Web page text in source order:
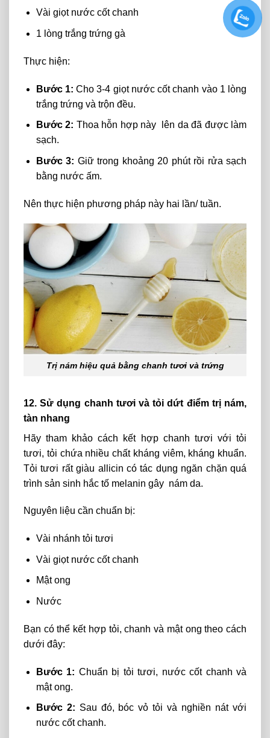
Vài giọt nước cốt chanh
1 lòng trắng trứng gà
Thực hiện:
Bước 1: Cho 3-4 giọt nước cốt chanh vào 1 lòng
trắng trứng và trộn đều.
Bước 2: Thoa hỗn hợp này lên da đã được làm
sạch.
Bước 3: Giữ trong khoảng 20 phút rồi rửa sạch
bằng nước ấm.
Nên thực hiện phương pháp này hai lần/ tuần.
Trị nám hiệu quả bằng chanh tươi và trứng
12. Sử dụng chanh tươi và tỏi dứt điểm trị nám,
tàn nhang
Hãy tham khảocách kết hợp chanh tươi với tỏi
tươi, tỏi chứa nhiều chất kháng viêm, kháng khuẩn.
Tỏi tươi rất giàu allicin có tác dụng ngăn chặnquá
trình sản sinh hắc tố melanin gây nám da.
Nguyên liệu cần chuẩn bị:
Vài nhánh tỏi tươi
Vài giọt nước cốt chanh
Mật ong
Nước
Bạn có thể kết hợp tỏi, chanh và mật ong theo cách
dưới đây:
Bước 1: Chuẩn bị tỏi tươi, nước cốt chanh và
mật ong.
Bước 2: Sau đó, bóc vỏ tỏi và nghiền nát với
nước cốt chanh.